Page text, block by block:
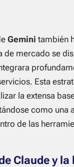
Gemini también
de mercado se
Esta
la extensa
como una
de las
Claude y la